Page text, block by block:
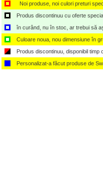
Noi produse, noi culori preturi
Produs discontinuu cu oferte
în curând, nu în stoc, ar trebui să
Culoare noua, nou dimensiune în
Produs discontinuu, disponibil timp
Personalizat-a făcut produse de